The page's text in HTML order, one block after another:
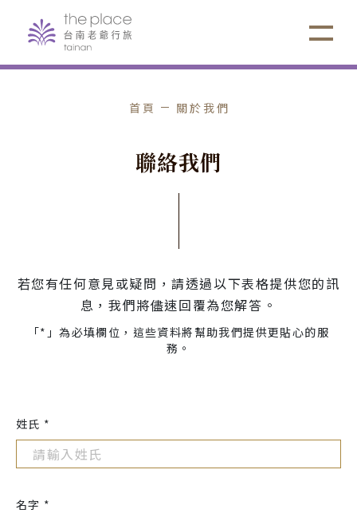
首頁 關於我們
聯絡我們
若您有任何意見或疑問，請透過以下表格提供您的訊
息，我們將儘速回覆為您解答。
「*」為必填欄位，這些資料將幫助我們提供更貼心的服
務。
姓氏 *
名字 *